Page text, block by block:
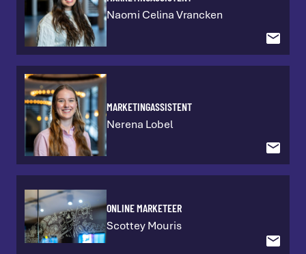
Naomi Celina Vrancken
MARKETINGASSISTENT
Nerena Lobel
ONLINE MARKETEER
Scottey Mouris